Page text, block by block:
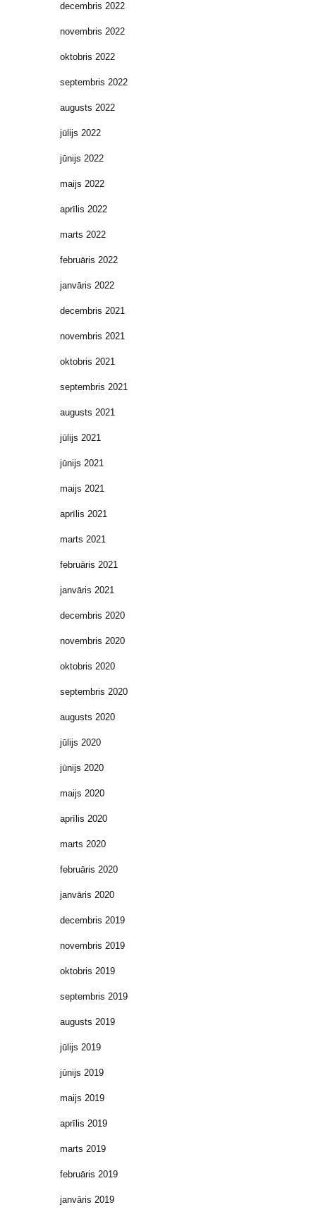
decembris 2022
novembris 2022
oktobris 2022
septembris 2022
augusts 2022
jūlijs 2022
jūnijs 2022
maijs 2022
aprīlis 2022
marts 2022
februāris 2022
janvāris 2022
decembris 2021
novembris 2021
oktobris 2021
septembris 2021
augusts 2021
jūlijs 2021
jūnijs 2021
maijs 2021
aprīlis 2021
marts 2021
februāris 2021
janvāris 2021
decembris 2020
novembris 2020
oktobris 2020
septembris 2020
augusts 2020
jūlijs 2020
jūnijs 2020
maijs 2020
aprīlis 2020
marts 2020
februāris 2020
janvāris 2020
decembris 2019
novembris 2019
oktobris 2019
septembris 2019
augusts 2019
jūlijs 2019
jūnijs 2019
maijs 2019
aprīlis 2019
marts 2019
februāris 2019
janvāris 2019